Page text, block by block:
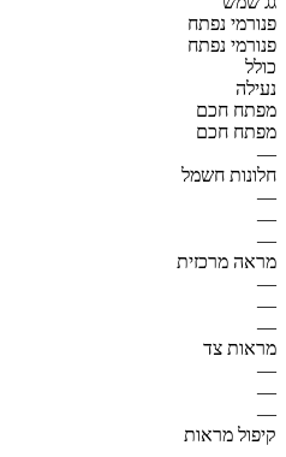
פנורמי נפתח
פנורמי נפתח
כולל
נעילה
מפתח חכם
מפתח חכם
—
חלונות חשמל
—
—
—
מראה מרכזית
—
—
—
מראות צד
—
—
—
קיפול מראות